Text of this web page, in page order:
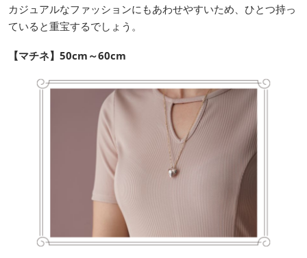
カジュアルなファッションにもあわせやすいため、ひとつ持っ
ていると重宝するでしょう。
【マチネ】50cm～60cm